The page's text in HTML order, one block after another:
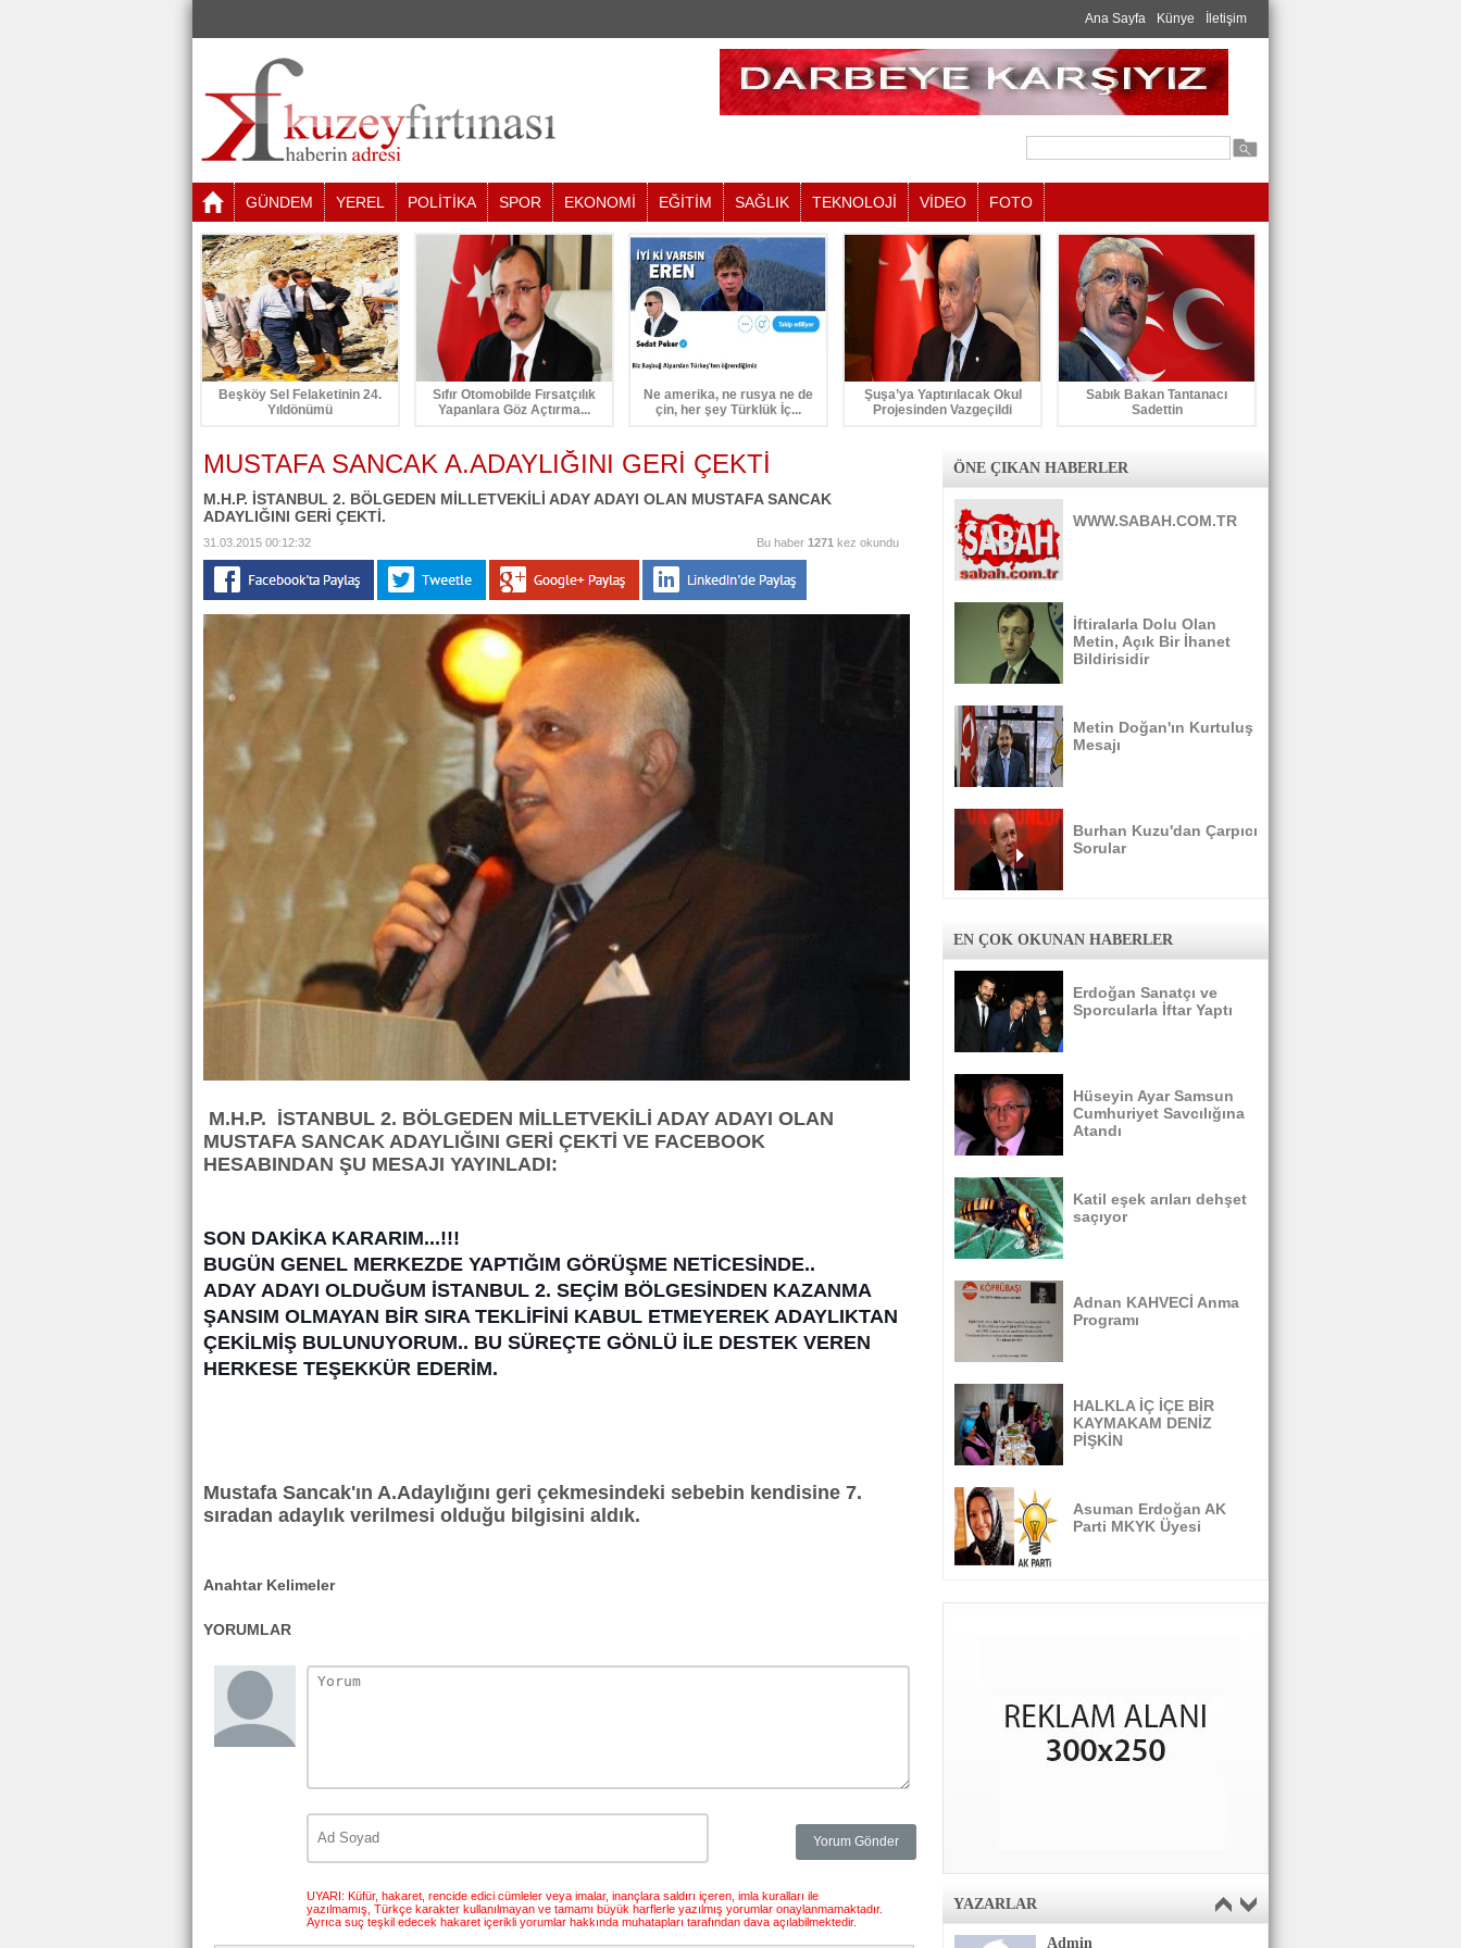
Ana Sayfa Künye İletişim
GÜNDEM YEREL POLİTİKA SPOR EKONOMİ EĞİTİM SAĞLIK TEKNOLOJİ VİDEO FOTO
Beşköy Sel Felaketinin 24.
Yıldönümü
Sıfır Otomobilde Fırsatçılık
Yapanlara Göz Açtırma...
Ne amerika, ne rusya ne de
çin, her şey Türklük İç...
Şuşa’ya Yaptırılacak Okul
Projesinden Vazgeçildi
Sabık Bakan Tantanacı
Sadettin
MUSTAFA SANCAK A.ADAYLIĞINI GERİ ÇEKTİ
M.H.P. İSTANBUL 2. BÖLGEDEN MİLLETVEKİLİ ADAY ADAYI OLAN MUSTAFA SANCAK
ADAYLIĞINI GERİ ÇEKTİ.
31.03.2015 00:12:32 Bu haber 1271 kez okundu
M.H.P. İSTANBUL 2. BÖLGEDEN MİLLETVEKİLİ ADAY ADAYI OLAN
MUSTAFA SANCAK ADAYLIĞINI GERİ ÇEKTİ VE FACEBOOK
HESABINDAN ŞU MESAJI YAYINLADI:
SON DAKİKA KARARIM...!!!
BUGÜN GENEL MERKEZDE YAPTIĞIM GÖRÜŞME NETİCESİNDE..
ADAY ADAYI OLDUĞUM İSTANBUL 2. SEÇİM BÖLGESİNDEN KAZANMA
ŞANSIM OLMAYAN BİR SIRA TEKLİFİNİ KABUL ETMEYEREK ADAYLIKTAN
ÇEKİLMİŞ BULUNUYORUM.. BU SÜREÇTE GÖNLÜ İLE DESTEK VEREN
HERKESE TEŞEKKÜR EDERİM.
Mustafa Sancak'ın A.Adaylığını geri çekmesindeki sebebin kendisine 7.
sıradan adaylık verilmesi olduğu bilgisini aldık.
Anahtar Kelimeler
YORUMLAR
UYARI: Küfür, hakaret, rencide edici cümleler veya imalar, inançlara saldırı içeren, imla kuralları ile
yazılmamış, Türkçe karakter kullanılmayan ve tamamı büyük harflerle yazılmış yorumlar onaylanmamaktadır.
Ayrıca suç teşkil edecek hakaret içerikli yorumlar hakkında muhatapları tarafından dava açılabilmektedir.
ÖNE ÇIKAN HABERLER
WWW.SABAH.COM.TR
İftiralarla Dolu Olan
Metin, Açık Bir İhanet
Bildirisidir
Metin Doğan'ın Kurtuluş
Mesajı
Burhan Kuzu'dan Çarpıcı
Sorular
EN ÇOK OKUNAN HABERLER
Erdoğan Sanatçı ve
Sporcularla İftar Yaptı
Hüseyin Ayar Samsun
Cumhuriyet Savcılığına
Atandı
Katil eşek arıları dehşet
saçıyor
Adnan KAHVECİ Anma
Programı
HALKLA İÇ İÇE BİR
KAYMAKAM DENİZ
PİŞKİN
Asuman Erdoğan AK
Parti MKYK Üyesi
YAZARLAR
Admin